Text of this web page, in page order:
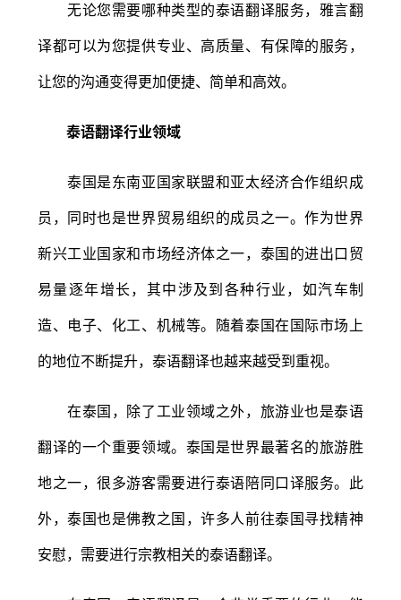
无论您需要哪种类型的泰语翻译服务，雅言翻
译都可以为您提供专业、高质量、有保障的服务，
让您的沟通变得更加便捷、简单和高效。
泰语翻译行业领域
泰国是东南亚国家联盟和亚太经济合作组织成
员，同时也是世界贸易组织的成员之一。作为世界
新兴工业国家和市场经济体之一，泰国的进出口贸
易量逐年增长，其中涉及到各种行业，如汽车制
造、电子、化工、机械等。随着泰国在国际市场上
的地位不断提升，泰语翻译也越来越受到重视。
在泰国，除了工业领域之外，旅游业也是泰语
翻译的一个重要领域。泰国是世界最著名的旅游胜
地之一，很多游客需要进行泰语陪同口译服务。此
外，泰国也是佛教之国，许多人前往泰国寻找精神
安慰，需要进行宗教相关的泰语翻译。